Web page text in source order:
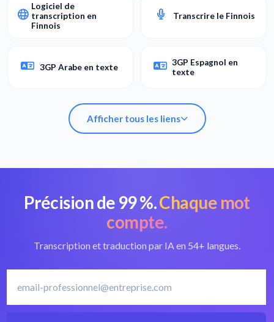
Logiciel de
transcription en
Finnois
Transcrire le Finnois
3GP Arabe en texte
3GP Espagnol en
texte
Afficher tous les liens
Convertir 3GP en
texte
Meilleur
convertisseur 3GP
Logiciel de
transcription en
Transcrire le Finnois
Précision de 99 %.Chaque mot
compte.
Transcription et traduction par IA en 54+ langues.